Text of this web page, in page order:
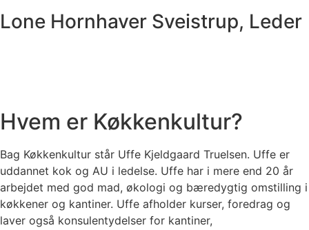
Lone Hornhaver Sveistrup, Leder
Hvem er Køkkenkultur?
Bag Køkkenkultur står Uffe Kjeldgaard Truelsen. Uffe er
uddannet kok og AU i ledelse. Uffe har i mere end 20 år
arbejdet med god mad, økologi og bæredygtig omstilling i
køkkener og kantiner. Uffe afholder kurser, foredrag og
laver også konsulentydelser for kantiner,